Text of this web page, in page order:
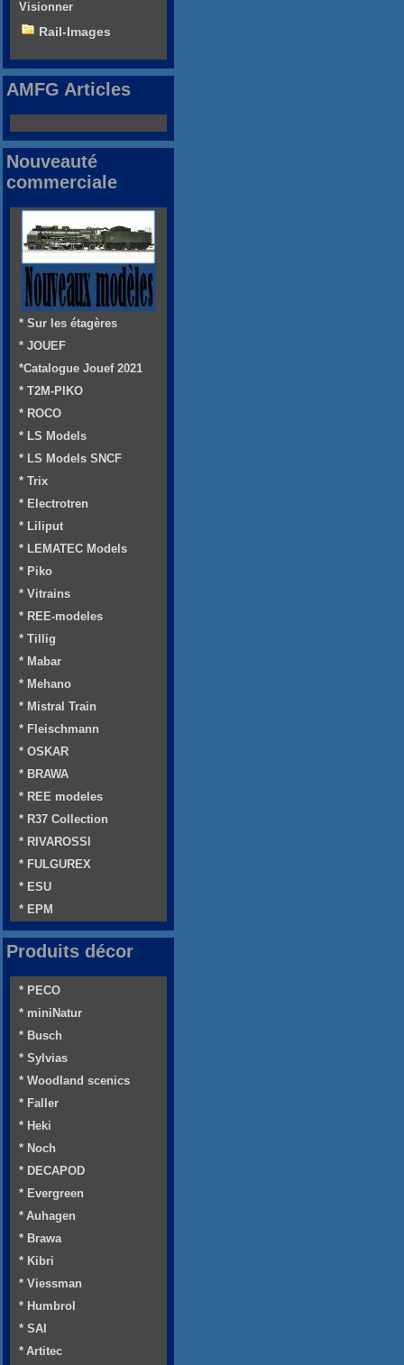
Visionner
Rail-Images
AMFG Articles
Nouveauté
commerciale
* Sur les étagères
* JOUEF
*Catalogue Jouef 2021
* T2M-PIKO
* ROCO
* LS Models
* LS Models SNCF
* Trix
* Electrotren
* Liliput
* LEMATEC Models
* Piko
* Vitrains
* REE-modeles
* Tillig
* Mabar
* Mehano
* Mistral Train
* Fleischmann
* OSKAR
* BRAWA
* REE modeles
* R37 Collection
* RIVAROSSI
* FULGUREX
* ESU
* EPM
Produits décor
* PECO
* miniNatur
* Busch
* Sylvias
* Woodland scenics
* Faller
* Heki
* Noch
* DECAPOD
* Evergreen
* Auhagen
* Brawa
* Kibri
* Viessman
* Humbrol
* SAI
* Artitec